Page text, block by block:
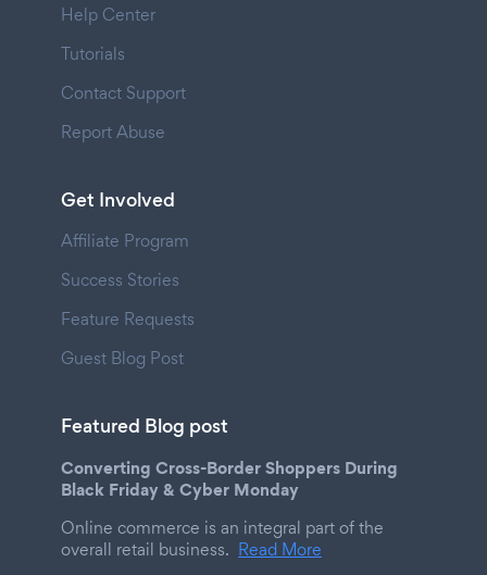
Help Center
Tutorials
Contact Support
Report Abuse
Get Involved
Affiliate Program
Success Stories
Feature Requests
Guest Blog Post
Featured Blog post
Converting Cross-Border Shoppers During
Black Friday & Cyber Monday
Online commerce is an integral part of the
overall retail business. Read More